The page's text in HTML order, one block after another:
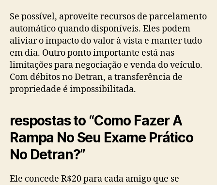
Se possível, aproveite recursos de parcelamento
automático quando disponíveis. Eles podem
aliviar o impacto do valor à vista e manter tudo
em dia. Outro ponto importante está nas
limitações para negociação e venda do veículo.
Com débitos no Detran, a transferência de
propriedade é impossibilitada.
respostas to “Como Fazer A
Rampa No Seu Exame Prático
No Detran?”
Ele concede R$20 para cada amigo que se